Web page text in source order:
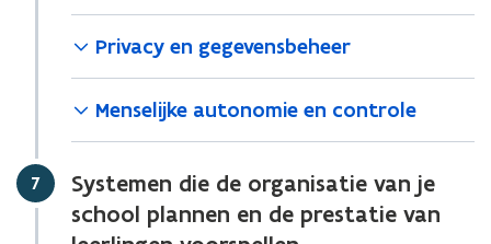
Privacy en gegevensbeheer
Menselijke autonomie en controle
Stap
7
Systemen die de organisatie van je
school plannen en de prestatie van